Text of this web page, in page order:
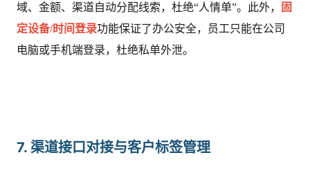
域、金额、渠道自动分配线索，杜绝“人情单”。此外，
固
定设备/时间登录功能保证了办公安全，员工只能在公司
电脑或手机端登录，杜绝私单外泄。
7. 渠道接口对接与客户标签管理